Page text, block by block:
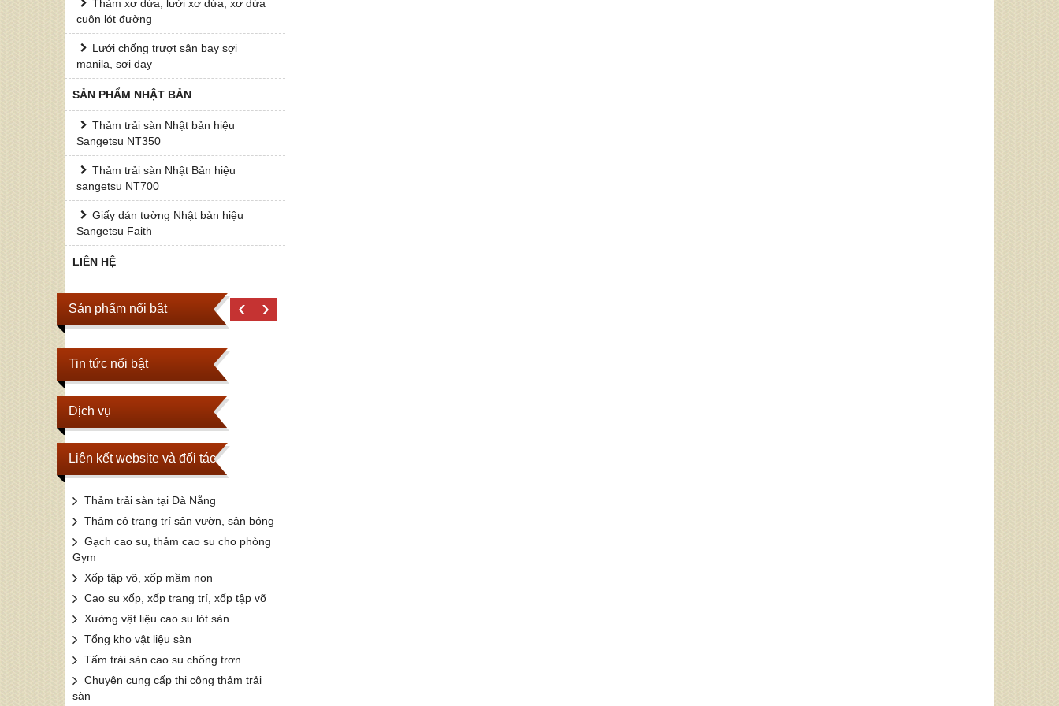
Thảm xơ dừa, lưới xơ dừa, xơ dừa
cuộn lót đường
Lưới chống trượt sân bay sợi
manila, sợi đay
SẢN PHẨM NHẬT BẢN
Thảm trải sàn Nhật bản hiệu
Sangetsu NT350
Thảm trải sàn Nhật Bản hiệu
sangetsu NT700
Giấy dán tường Nhật bản hiệu
Sangetsu Faith
LIÊN HỆ
Sản phẩm nổi bật ‹ ›
Tin tức nổi bật
Dịch vụ
Liên kết website và đối tác
Thảm trải sàn tại Đà Nẵng
Thảm cỏ trang trí sân vườn, sân bóng
Gạch cao su, thảm cao su cho phòng
Gym
Xốp tập võ, xốp mầm non
Cao su xốp, xốp trang trí, xốp tập võ
Xưởng vật liệu cao su lót sàn
Tổng kho vật liệu sàn
Tấm trải sàn cao su chống trơn
Chuyên cung cấp thi công thảm trải
sàn